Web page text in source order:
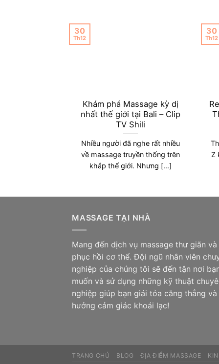
Khám phá Massage kỳ dị
nhất thế giới tại Bali – Clip
TV Shili
Nhiều người đã nghe rất nhiều
về massage truyền thống trên
khắp thế giới. Nhưng [...]
30
Th12
Z
30
Th12
MASSAGE TẠI NHÀ
Mang đến dịch vụ massage thư giãn và
phục hồi cơ thể. Đội ngũ nhân viên
nghiệp của chúng tôi sẽ đến tận nơi
muốn và sử dụng những kỹ thuật
nghiệp giúp bạn giải tỏa căng thẳng và
hưởng cảm giác khoái lạc!
TRANG CHỦ BLOG ĐỊA ĐIỂM MASSAGE